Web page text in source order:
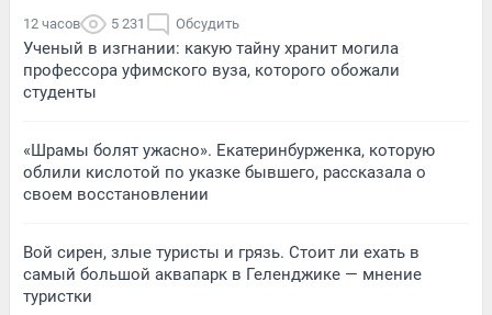
12 часов 5 231 Обсудить
Ученый в изгнании: какую тайну хранит могила
профессора уфимского вуза, которого обожали
студенты
«Шрамы болят ужасно». Екатеринбурженка, которую
облили кислотой по указке бывшего, рассказала о
своем восстановлении
Вой сирен, злые туристы и грязь. Стоит ли ехать в
самый большой аквапарк в Геленджике — мнение
туристки